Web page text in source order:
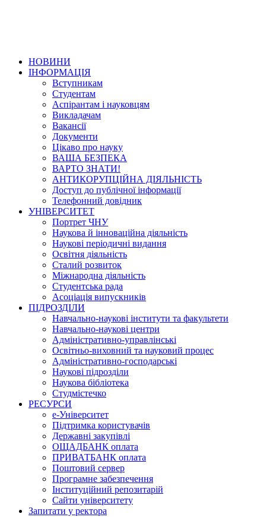
НОВИНИ
ІНФОРМАЦІЯ
Вступникам
Студентам
Аспірантам і науковцям
Викладачам
Вакансії
Документи
Цікаво про науку
ВАША БЕЗПЕКА
ВАРТО ЗНАТИ!
АНТИКОРУПЦІЙНА ДІЯЛЬНІСТЬ
Доступ до публічної інформації
Телефонний довідник
УНІВЕРСИТЕТ
Портрет ЧНУ
Наукова й інноваційна діяльність
Наукові періодичні видання
Освітня діяльність
Сталий розвиток
Міжнародна діяльність
Студентська рада
Асоціація випускників
ПІДРОЗДІЛИ
Навчально-наукові інститути та факультети
Навчально-наукові центри
Адміністративно-управлінські
Освітньо-виховний та науковий процес
Адміністративно-господарські
Наукові підрозділи
Наукова бібліотека
Студмістечко
РЕСУРСИ
е-Університет
Підтримка користувачів
Державні закупівлі
ОЩАДБАНК оплата
ПРИВАТБАНК оплата
Поштовий сервер
Програмне забезпечення
Інституційний репозитарій
Сайти університету
Запитати у ректора